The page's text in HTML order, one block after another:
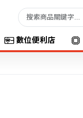
數位便利店